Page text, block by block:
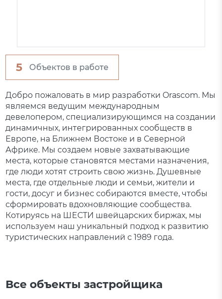
5 Объектов в работе
Добро пожаловать в мир разработки Orascom. Мы
являемся ведущим международным
девелопером, специализирующимся на создании
динамичных, интегрированных сообществ в
Европе, на Ближнем Востоке и в Северной
Африке. Мы создаем новые захватывающие
места, которые становятся местами назначения,
где люди хотят строить свою жизнь. Душевные
места, где отдельные люди и семьи, жители и
гости, досуг и бизнес собираются вместе, чтобы
сформировать вдохновляющие сообщества.
Котируясь на ШЕСТИ швейцарских биржах, мы
используем наш уникальный подход к развитию
туристических направлений с 1989 года.
Все объекты застройщика